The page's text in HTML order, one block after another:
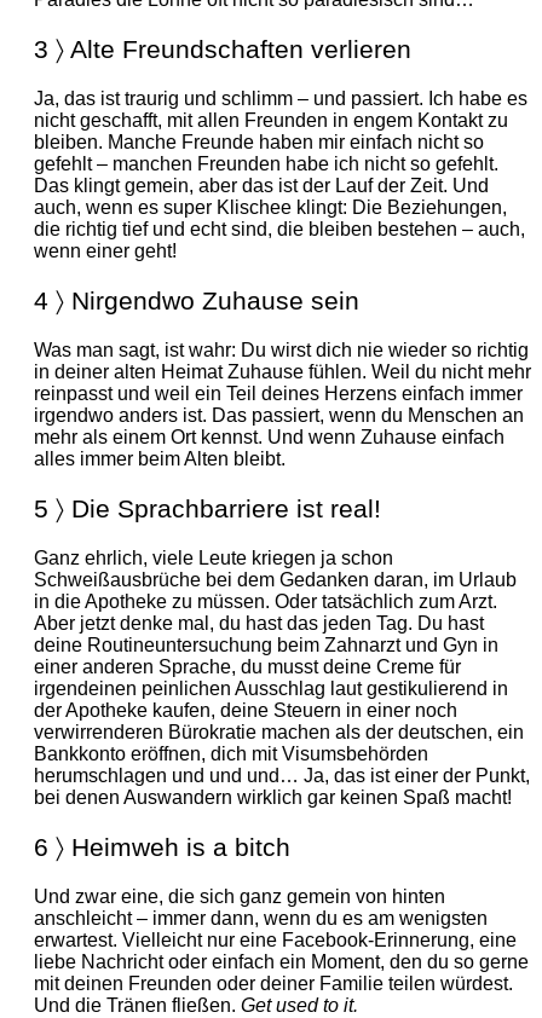
3 〉 Alte Freundschaften verlieren
Ja, das ist traurig und schlimm – und passiert. Ich habe es
nicht geschafft, mit allen Freunden in engem Kontakt zu
bleiben. Manche Freunde haben mir einfach nicht so
gefehlt – manchen Freunden habe ich nicht so gefehlt.
Das klingt gemein, aber das ist der Lauf der Zeit. Und
auch, wenn es super Klischee klingt: Die Beziehungen,
die richtig tief und echt sind, die bleiben bestehen – auch,
wenn einer geht!
4 〉 Nirgendwo Zuhause sein
Was man sagt, ist wahr: Du wirst dich nie wieder so richtig
in deiner alten Heimat Zuhause fühlen. Weil du nicht mehr
reinpasst und weil ein Teil deines Herzens einfach immer
irgendwo anders ist. Das passiert, wenn du Menschen an
mehr als einem Ort kennst. Und wenn Zuhause einfach
alles immer beim Alten bleibt.
5 〉 Die Sprachbarriere ist real!
Ganz ehrlich, viele Leute kriegen ja schon
Schweißausbrüche bei dem Gedanken daran, im Urlaub
in die Apotheke zu müssen. Oder tatsächlich zum Arzt.
Aber jetzt denke mal, du hast das jeden Tag. Du hast
deine Routineuntersuchung beim Zahnarzt und Gyn in
einer anderen Sprache, du musst deine Creme für
irgendeinen peinlichen Ausschlag laut gestikulierend in
der Apotheke kaufen, deine Steuern in einer noch
verwirrenderen Bürokratie machen als der deutschen, ein
Bankkonto eröffnen, dich mit Visumsbehörden
herumschlagen und und und… Ja, das ist einer der Punkt,
bei denen Auswandern wirklich gar keinen Spaß macht!
6 〉 Heimweh is a bitch
Und zwar eine, die sich ganz gemein von hinten
anschleicht – immer dann, wenn du es am wenigsten
erwartest. Vielleicht nur eine Facebook-Erinnerung, eine
liebe Nachricht oder einfach ein Moment, den du so gerne
mit deinen Freunden oder deiner Familie teilen würdest.
Und die Tränen fließen. Get used to it.